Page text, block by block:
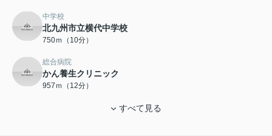
中学校
北九州市立横代中学校
750ｍ（10分）
総合病院
かん養生クリニック
957ｍ（12分）
すべて見る